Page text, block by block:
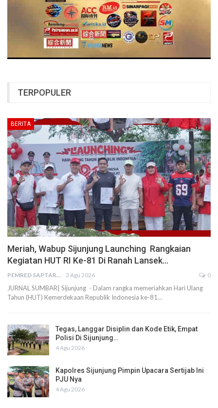
TERPOPULER
BERITA
Meriah, Wabup Sijunjung Launching Rangkaian
Kegiatan HUT RI Ke-81 Di Ranah Lansek…
PEMRED SAPTARIUS 3 Agu 2026 0
JURNAL SUMBAR| Sijunjung - Dalam rangka memeriahkan Hari Ulang
Tahun (HUT) Kemerdekaan Republik Indonesia ke-81…
Tegas, Langgar Disiplin dan Kode Etik, Empat
Polisi Di Sijunjung…
4 Agu 2026
Kapolres Sijunjung Pimpin Upacara Sertijab Ini
PJU Nya
4 Agu 2026